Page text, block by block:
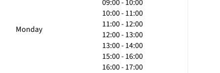
Monday
09:00 - 10:00
10:00 - 11:00
11:00 - 12:00
12:00 - 13:00
13:00 - 14:00
15:00 - 16:00
16:00 - 17:00